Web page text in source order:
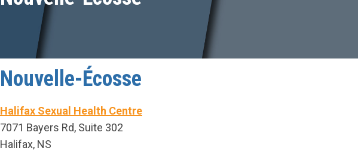
Nouvelle-Écosse
Halifax Sexual Health Centre
7071 Bayers Rd, Suite 302
Halifax, NS